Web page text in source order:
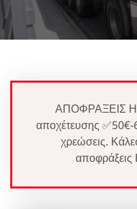
ΑΠΟΦΡΑΞΕΙΣ
αποχέτευσης
χρεώσεις.